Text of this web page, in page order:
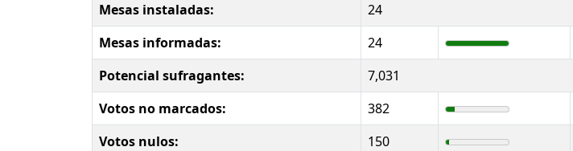
Mesas instaladas:
24
Mesas informadas:
24
Potencial sufragantes:
7,031
Votos no marcados:
382
Votos nulos:
150